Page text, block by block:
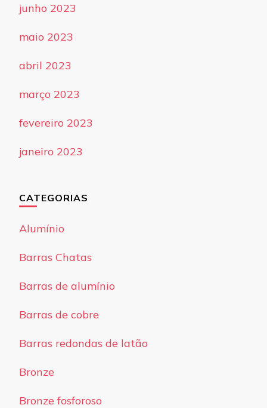
junho 2023
maio 2023
abril 2023
março 2023
fevereiro 2023
janeiro 2023
CATEGORIAS
Alumínio
Barras Chatas
Barras de alumínio
Barras de cobre
Barras redondas de latão
Bronze
Bronze fosforoso